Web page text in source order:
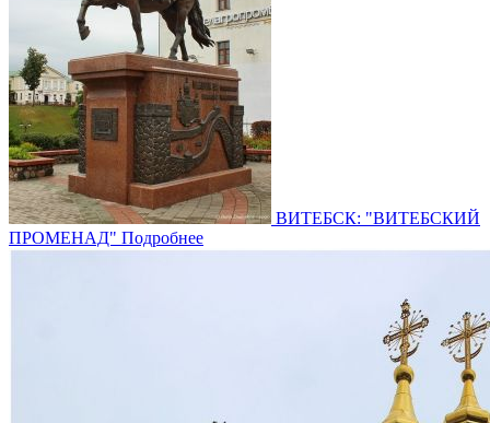
ВИТЕБСК: "ВИТЕБСКИЙ
ПРОМЕНАД" Подробнее